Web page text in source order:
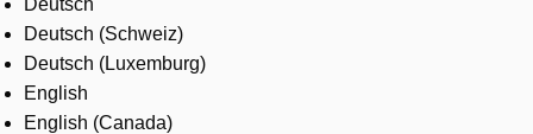
Where to buy
Contact us
Careers
Deutsch
Deutsch (Schweiz)
Deutsch (Luxemburg)
English
English (Canada)